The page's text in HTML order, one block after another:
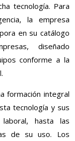
tecnología. Para
la empresa
en su catálogo
diseñado
conforme a la
formación integral
tecnología y sus
hasta las
de su uso. Los